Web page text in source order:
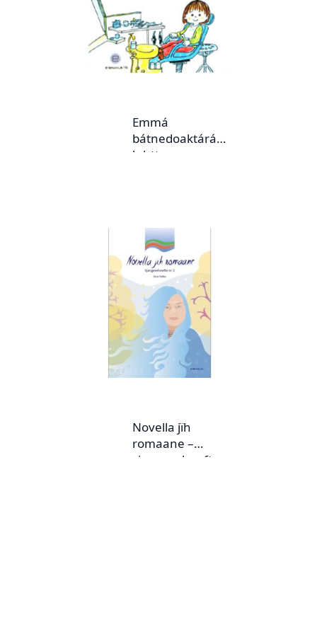
Emmá
bátnedoaktárá
luhtte
Novella jïh
romaane –
sjangereheefte nr.